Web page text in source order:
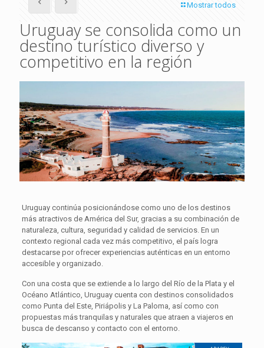
Mostrar todos
Uruguay se consolida como un
destino turístico diverso y
competitivo en la región
Uruguay continúa posicionándose como uno de los destinos
más atractivos de América del Sur, gracias a su combinación de
naturaleza, cultura, seguridad y calidad de servicios. En un
contexto regional cada vez más competitivo, el país logra
destacarse por ofrecer experiencias auténticas en un entorno
accesible y organizado.
Con una costa que se extiende a lo largo del Río de la Plata y el
Océano Atlántico, Uruguay cuenta con destinos consolidados
como Punta del Este, Piriápolis y La Paloma, así como con
propuestas más tranquilas y naturales que atraen a viajeros en
busca de descanso y contacto con el entorno.